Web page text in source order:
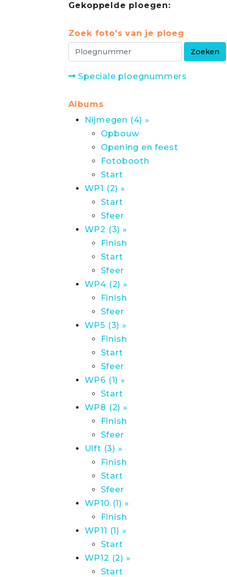
Gekoppelde ploegen:
Zoek foto's van je ploeg
Speciale ploegnummers
Albums
Nijmegen (4) »
Opbouw
Opening en feest
Fotobooth
Start
WP1 (2) »
Start
Sfeer
WP2 (3) »
Finish
Start
Sfeer
WP4 (2) »
Finish
Sfeer
WP5 (3) »
Finish
Start
Sfeer
WP6 (1) »
Start
WP8 (2) »
Finish
Sfeer
Ulft (3) »
Finish
Start
Sfeer
WP10 (1) »
Finish
WP11 (1) »
Start
WP12 (2) »
Start